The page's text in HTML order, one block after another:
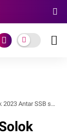
se-Sumbar ,Resmi Dibuka